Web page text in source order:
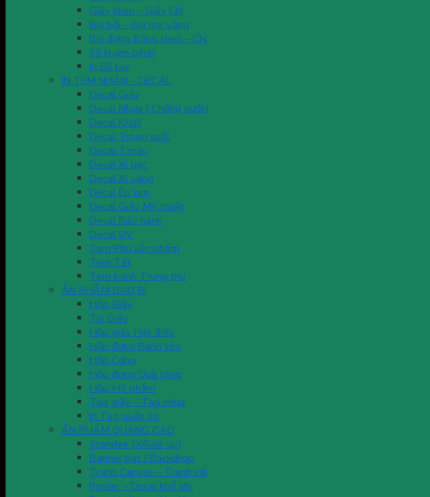
Giấy khen – Giấy CN
Bìa bồi – Bìa mạ vàng
Bìa đựng Bằng khen – CN
Sổ khám bệnh
In Sổ tay
IN TEM NHÃN – DECAL
Decal Giấy
Decal Nhựa ( Chống nước)
Decal Kraft
Decal Trong suốt
Decal 7 màu
Decal Xi bạc
Decal Xi vàng
Decal Ép kim
Decal Giấy Mỹ thuật
Decal Bảo hành
Decal UV
Tem Phụ sản phẩm
Tem Tết
Tem bánh Trung thu
ẤN PHẨM BAO BÌ
Hộp Giấy
Túi Giấy
Hộp giấy Hạt điều
Hộp đựng Bánh kẹo
Hộp Cứng
Hộp đựng Quà tặng
Hộp Mỹ phẩm
Tag giấy – Tag nhựa
In Tag quần áo
ẤN PHẨM QUẢNG CÁO
Standee (X/Roll-up)
Banner bạt / Backdrop
Tranh Canvas – Tranh vải
Poster – Decal khổ lớn